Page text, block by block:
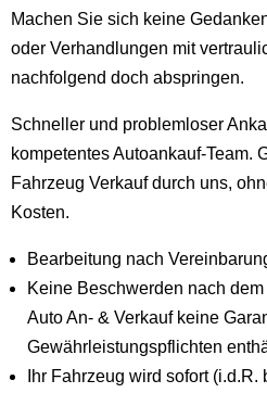
Machen Sie sich keine
oder Verhandlungen mit
nachfolgend doch abspringen.
Schneller und problemloser
kompetentes Autoankauf-Team.
Fahrzeug Verkauf durch uns,
Kosten.
Bearbeitung nach
Keine Beschwerden nach
Auto An- & Verkauf keine
Gewährleistungspflichten
Ihr Fahrzeug wird sofort